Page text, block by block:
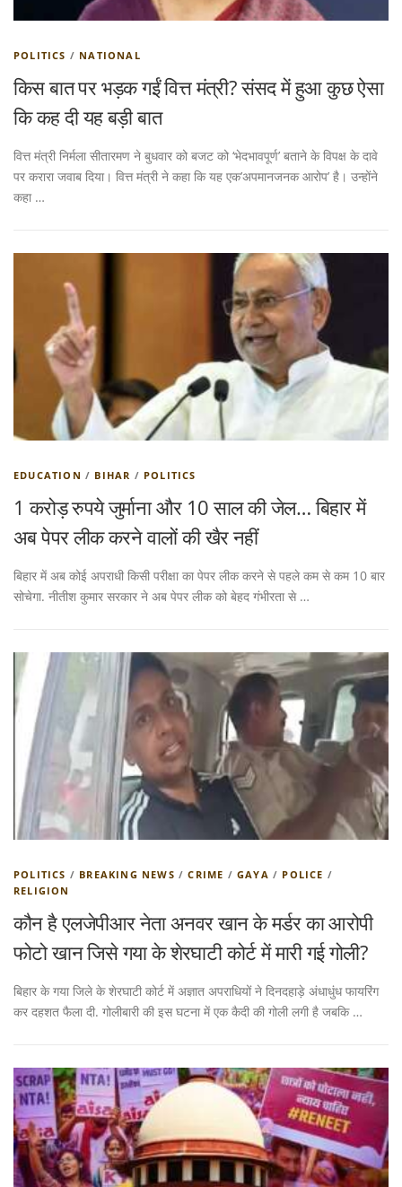
POLITICS / NATIONAL
किस बात पर भड़क गईं वित्त मंत्री? संसद में हुआ कुछ ऐसा
कि कह दी यह बड़ी बात
वित्त मंत्री निर्मला सीतारमण ने बुधवार को बजट को ‘भेदभावपूर्ण’ बताने के विपक्ष के दावे
पर करारा जवाब दिया। वित्त मंत्री ने कहा कि यह एक’अपमानजनक आरोप’ है। उन्होंने
कहा …
EDUCATION / BIHAR / POLITICS
1 करोड़ रुपये जुर्माना और 10 साल की जेल… बिहार में
अब पेपर लीक करने वालों की खैर नहीं
बिहार में अब कोई अपराधी किसी परीक्षा का पेपर लीक करने से पहले कम से कम 10 बार
सोचेगा. नीतीश कुमार सरकार ने अब पेपर लीक को बेहद गंभीरता से …
POLITICS / BREAKING NEWS /CRIME /GAYA / POLICE /
RELIGION
कौन है एलजेपीआर नेता अनवर खान के मर्डर का आरोपी
फोटो खान जिसे गया के शेरघाटी कोर्ट में मारी गई गोली?
बिहार के गया जिले के शेरघाटी कोर्ट में अज्ञात अपराधियों ने दिनदहाड़े अंधाधुंध फायरिंग
कर दहशत फैला दी. गोलीबारी की इस घटना में एक कैदी की गोली लगी है जबकि …